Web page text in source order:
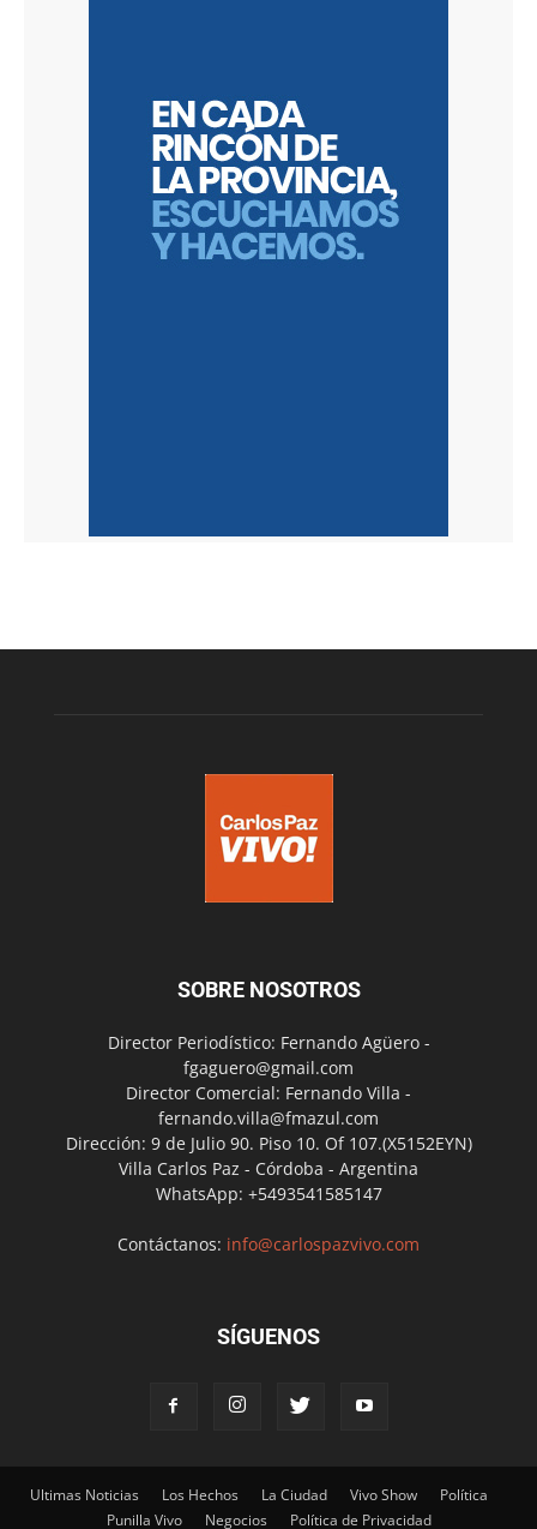
SOBRE NOSOTROS
Director Periodístico: Fernando Agüero -
fgaguero@gmail.com
Director Comercial: Fernando Villa -
fernando.villa@fmazul.com
Dirección: 9 de Julio 90. Piso 10. Of 107.(X5152EYN)
Villa Carlos Paz - Córdoba - Argentina
WhatsApp: +5493541585147
Contáctanos: info@carlospazvivo.com
SÍGUENOS
Ultimas Noticias Los Hechos La Ciudad Vivo Show
Política
Punilla Vivo
Negocios Política de Privacidad